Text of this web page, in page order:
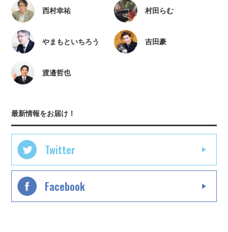
西村幸祐 村田らむ
やまもといちろう 吉田豪
渡邉哲也
最新情報をお届け！
Twitter
Facebook